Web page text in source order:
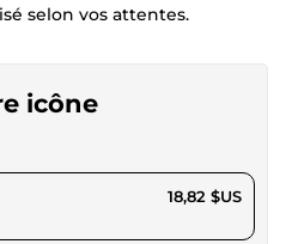
selon vos attentes.
icône
$US 18,82 $US